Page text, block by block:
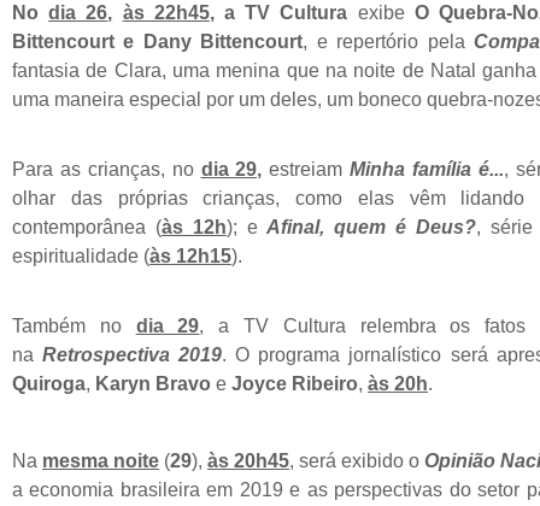
Nodia 26, às 22h45, a TV Cultura exibeO Quebra-
Bittencourt e Dany Bittencourt, e repertório pela
fantasia de Clara, uma menina que na noite de Natal
uma maneira especial por um deles, um boneco quebra-
Para as crianças, no dia 29, estreiamMinha família é...,
olhar das próprias crianças, como elas vêm lidando
contemporânea (às 12h); eAfinal, quem é Deus?, série
espiritualidade (às 12h15).
Também no dia 29, a TV Cultura relembra os fatos
naRetrospectiva 2019. O programa jornalístico será
Quiroga, Karyn Bravo e Joyce Ribeiro, às 20h.
Na mesma noite (29), às 20h45, será exibido o Opinião
a economia brasileira em 2019 e as perspectivas do setor